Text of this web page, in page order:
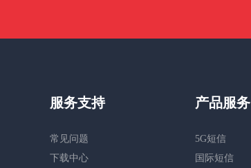
服务支持
常见问题
下载中心
产品服务
5G短信
国际短信